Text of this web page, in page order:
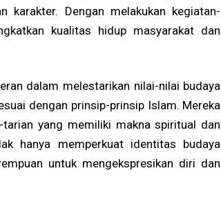
karakter. Dengan melakukan kegiatan-
kualitas hidup masyarakat dan
dalam melestarikan nilai-nilai budaya
dengan prinsip-prinsip Islam. Mereka
yang memiliki makna spiritual dan
hanya memperkuat identitas budaya
untuk mengekspresikan diri dan